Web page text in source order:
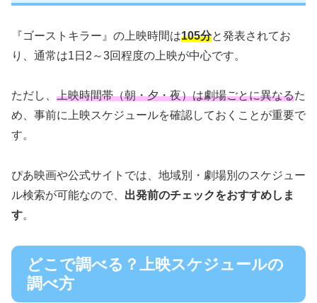
『ゴーストキラー』の上映時間は105分と発表されてお
り、通常は1日2～3回程度の上映が中心です。
ただし、 上映時間帯（朝・夕・夜）は劇場ごとに異なるた
め、事前に上映スケジュールを確認しておくことが重要で
す。
ぴあ映画や公式サイトでは、地域別・劇場別のスケジュー
ル検索が可能なので、 出発前のチェックをおすすめしま
す。
どこで調べる？上映スケジュールの
調べ方